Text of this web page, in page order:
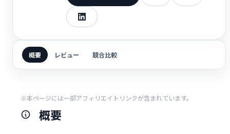
概要 レビュー 競合比較
※本ページには一部アフィリエイトリンクが含まれています。
概要